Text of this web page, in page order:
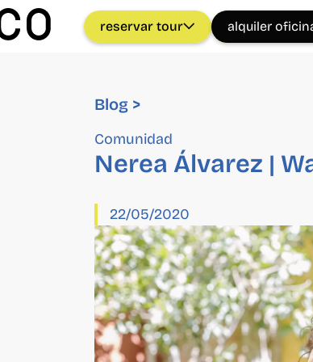
reservar tour alquiler
Blog >
Comunidad
Nerea Álvarez |
22/05/2020